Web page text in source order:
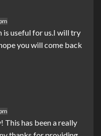
is useful for us.I will try
you will come back
This has been a really